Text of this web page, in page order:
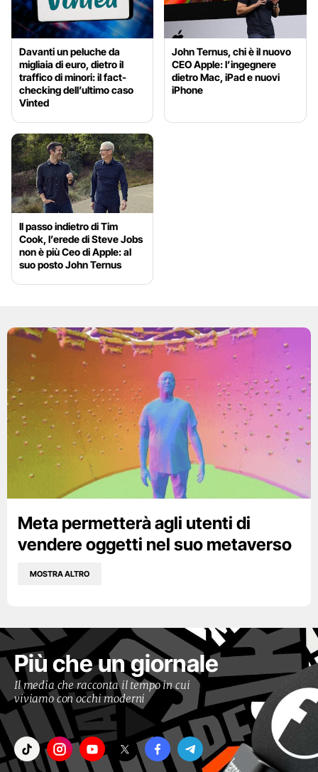
Davanti un peluche da
migliaia di euro, dietro il
traffico di minori: il fact-
checking dell’ultimo caso
Vinted
John Ternus, chi è il nuovo
CEO Apple: l’ingegnere
dietro Mac, iPad e nuovi
iPhone
Il passo indietro di Tim
Cook, l’erede di Steve Jobs
non è più Ceo di Apple: al
suo posto John Ternus
Meta permetterà agli utenti di
vendere oggetti nel suo metaverso
MOSTRA ALTRO
Più che un giornale
Il media che racconta il tempo in cui
viviamo con occhi moderni